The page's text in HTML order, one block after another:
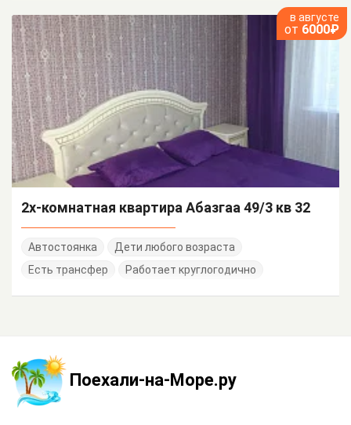
в августе
от 6000₽
2х-комнатная квартира Абазгаа 49/3 кв 32
Автостоянка
Дети любого возраста
Есть трансфер
Работает круглогодично
Поехали-на-Море.ру